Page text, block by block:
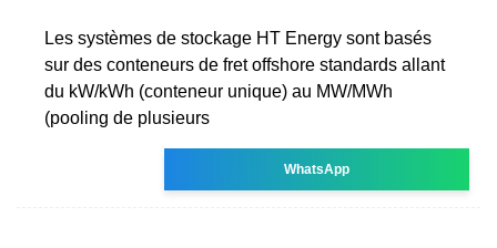
Les systèmes de stockage HT Energy sont basés
sur des conteneurs de fret offshore standards allant
du kW/kWh (conteneur unique) au MW/MWh
(pooling de plusieurs
WhatsApp